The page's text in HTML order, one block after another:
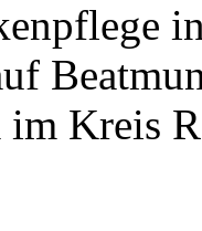
im Kreis